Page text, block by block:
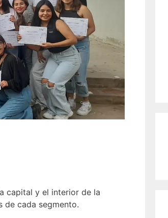
capital y el interior de la
de cada segmento.